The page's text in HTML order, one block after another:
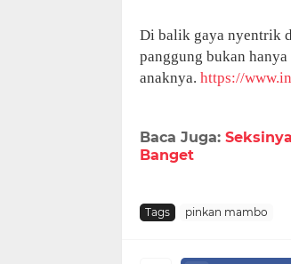
Di balik gaya nyentrik
panggung bukan
anaknya. https://
Baca Juga:
Banget
Tags pinkan mambo